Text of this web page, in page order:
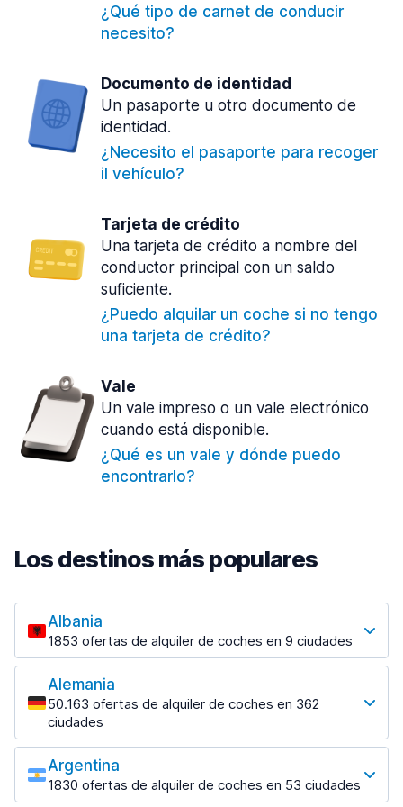
¿Qué tipo de carnet de conducir
necesito?
Documento de identidad
Un pasaporte u otro documento de
identidad.
¿Necesito el pasaporte para recoger
il vehículo?
Tarjeta de crédito
Una tarjeta de crédito a nombre del
conductor principal con un saldo
suficiente.
¿Puedo alquilar un coche si no tengo
una tarjeta de crédito?
Vale
Un vale impreso o un vale electrónico
cuando está disponible.
¿Qué es un vale y dónde puedo
encontrarlo?
Los destinos más populares
Albania
1853 ofertas de alquiler de coches en 9 ciudades
Los destinos más populares
Tirana
1433 ofertas en 7 lugares
Tirana Aeropuerto
desde 31,41 € al día
Alemania
50.163 ofertas de alquiler de coches en 362
ciudades
Los destinos más populares
Berlin
2315 ofertas en 28 lugares
Argentina
1830 ofertas de alquiler de coches en 53 ciudades
Los destinos más populares